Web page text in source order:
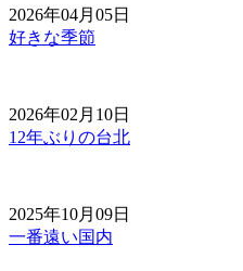
2026年04月05日
好きな季節
2026年02月10日
12年ぶりの台北
2025年10月09日
一番遠い国内